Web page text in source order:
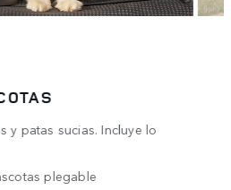
y patas sucias. Incluye lo
plegable